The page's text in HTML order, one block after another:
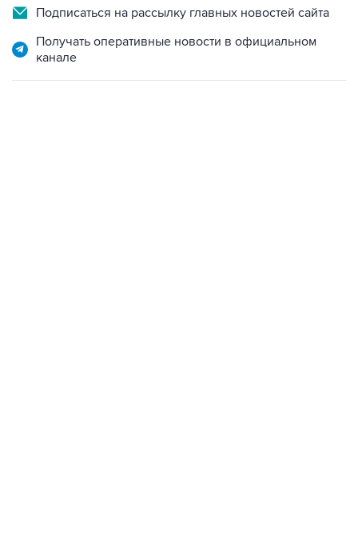
Подписаться на рассылку главных новостей сайта
Получать оперативные новости в официальном
канале